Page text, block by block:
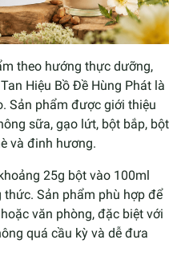
theo hướng thực dưỡng,
Hiệu Bồ Đề Hùng Phát là
Sản phẩm được giới thiệu
sữa, gạo lứt, bột bắp, bột
và đinh hương.
25g bột vào 100ml
Sản phẩm phù hợp để
văn phòng, đặc biệt với
quá cầu kỳ và dễ đưa